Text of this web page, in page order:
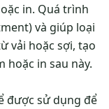
in. Quá trình
và giúp loại
vải hoặc sợi, tạo
in sau này.
được sử dụng để